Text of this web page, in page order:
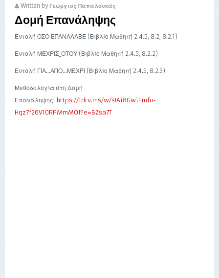
Written by Γεώργιος Παπαλουκάς
Δομή Επανάληψης
Εντολή ΟΣΟ ΕΠΑΝΑΛΑΒΕ (Βιβλίο Μαθητή 2.4.5, 8.2, 8.2.1)
Εντολή ΜΕΧΡΙΣ_ΟΤΟΥ (Βιβλίο Μαθητή 2.4.5, 8.2.2)
Εντολή ΓΙΑ…ΑΠΟ…ΜΕΧΡΙ (Βιβλίο Μαθητή 2.4.5, 8.2.3)
Μεθοδολογία στη Δομή
Επανάληψης: https://1drv.ms/w/s!Ai8GwiFmfu-
Hqz7f26V10RPMmMOf?e=BZsa7T